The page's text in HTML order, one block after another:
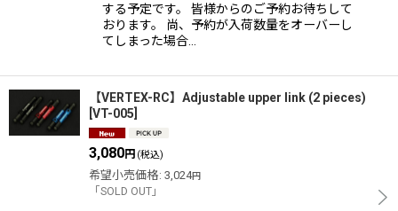
する予定です。 皆様からのご予約お待ちして
おります。 尚、予約が入荷数量をオーバーし
てしまった場合…
【VERTEX-RC】Adjustable upper link (2 pieces)
VT-005
3,080円 (税込)
希望小売価格: 3,024円
「SOLD OUT」